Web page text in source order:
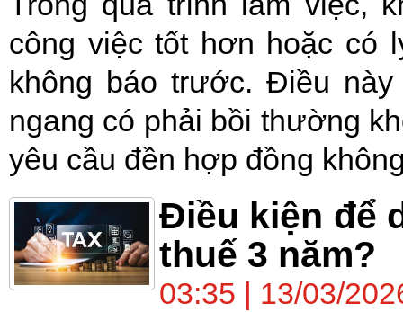
công việc tốt hơn hoặc có
không báo trước. Điều
ngang có phải bồi thường
yêu cầu đền hợp đồng
Điều kiện để
thuế 3 năm?
03:35 | 13/03/